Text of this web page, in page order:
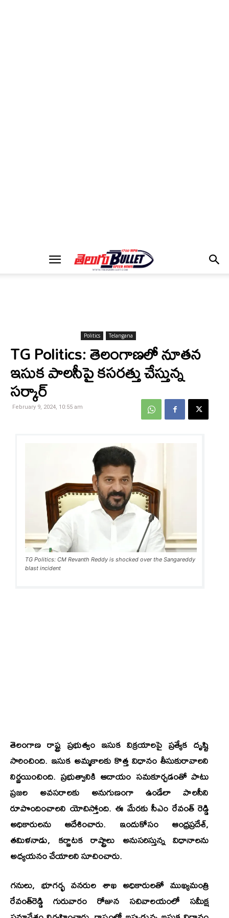
Politics Telangana
TG Politics: తెలంగాణలో నూతన
ఇసుక పాలసీపై కసరత్తు చేస్తున్న
సర్కార్
February 9, 2024, 10:55 am
TG Politics: CM Revanth Reddy is shocked over the Sangareddy
blast incident
తెలంగాణ రాష్ట్ర ప్రభుత్వం ఇసుక విక్రయాలపై ప్రత్యేక దృష్టి
సారించింది. ఇసుక అమ్మకాలకు కొత్త విధానం తీసుకురావాలని
నిర్ణయించింది. ప్రభుత్వానికి ఆదాయం సమకూర్చడంతో పాటు
ప్రజల అవసరాలకు అనుగుణంగా ఉండేలా పాలసీని
రూపొందించాలని యోచిస్తోంది. ఈ మేరకు సీఎం రేవంత్‌ రెడ్డి
అధికారులను ఆదేశించారు. ఇందుకోసం ఆంధ్రప్రదేశ్‌,
తమిళనాడు, కర్ణాటక రాష్ట్రాలు అనుసరిస్తున్న విధానాలను
అధ్యయనం చేయాలని సూచించారు.
గనులు, భూగర్భ వనరుల శాఖ అధికారులతో ముఖ్యమంత్రి
రేవంత్‌రెడ్డి గురువారం రోజున సచివాలయంలో సమీక్ష